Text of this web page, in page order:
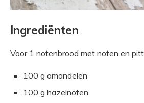
Ingrediënten
Voor 1 notenbrood met noten en
100 g amandelen
100 g hazelnoten